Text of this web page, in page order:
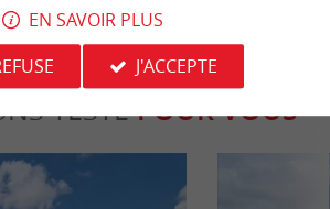
TESTÉPOUR VOUS
EN SAVOIR PLUS
J'ACCEPTE